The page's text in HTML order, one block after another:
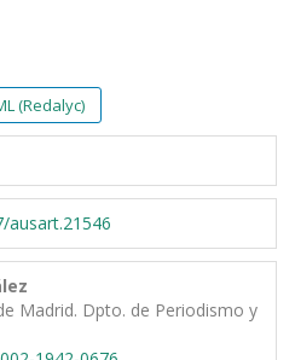
(Redalyc)
ausart.21546
Madrid. Dpto. de Periodismo y